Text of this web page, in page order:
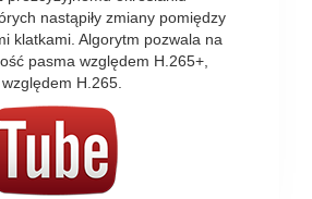
nastąpiły zmiany pomiędzy
klatkami. Algorytm pozwala na
pasma względem H.265+,
H.265.